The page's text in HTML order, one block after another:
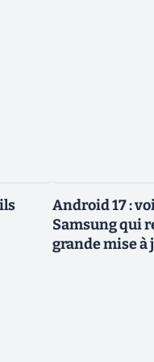
Android 17 :
Samsung qui
grande mise à